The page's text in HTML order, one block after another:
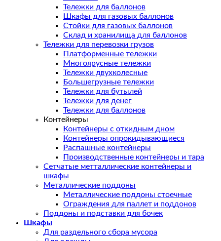
Тележки для баллонов
Шкафы для газовых баллонов
Стойки для газовых баллонов
Склад и хранилища для баллонов
Тележки для перевозки грузов
Платформенные тележки
Многоярусные тележки
Тележки двухколесные
Большегрузные тележки
Тележки для бутылей
Тележки для денег
Тележки для баллонов
Контейнеры
Контейнеры с откидным дном
Контейнеры опрокидывающиеся
Распашные контейнеры
Производственные контейнеры и тара
Сетчатые метталлические контейнеры и
шкафы
Металлические поддоны
Металлические поддоны стоечные
Ограждения для паллет и поддонов
Поддоны и подставки для бочек
Шкафы
Для раздельного сбора мусора